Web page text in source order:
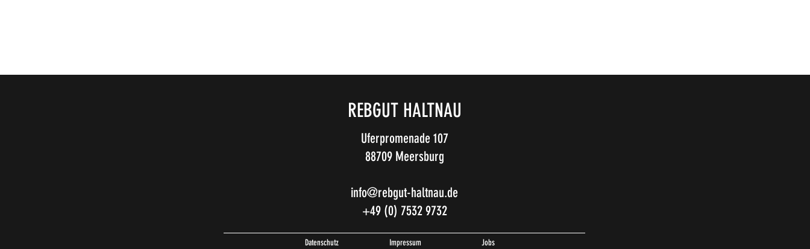
REBGUT HALTNAU
Uferpromenade 107
88709 Meersburg
info@rebgut-haltnau.de
+49 (0) 7532 9732
Datenschutz Impressum Jobs